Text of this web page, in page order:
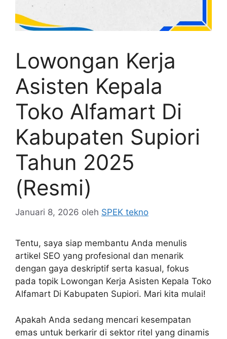
Lowongan Kerja
Asisten Kepala
Toko Alfamart Di
Kabupaten Supiori
Tahun 2025
(Resmi)
Januari 8, 2026 oleh SPEK tekno
Tentu, saya siap membantu Anda menulis
artikel SEO yang profesional dan menarik
dengan gaya deskriptif serta kasual, fokus
pada topik Lowongan Kerja Asisten Kepala Toko
Alfamart Di Kabupaten Supiori. Mari kita mulai!
Apakah Anda sedang mencari kesempatan
emas untuk berkarir di sektor ritel yang dinamis